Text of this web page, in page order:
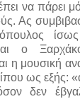
να πάρει
Ας
ο
η μουσική
ως εξής:
δεν